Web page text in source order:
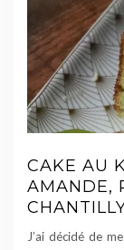
CAKE AU
AMANDE,
J’ai décidé de